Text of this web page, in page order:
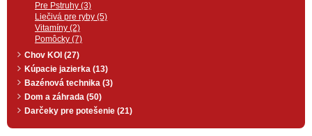
Pre Pstruhy (3)
Liečivá pre ryby (5)
Vitamíny (2)
Pomôcky (7)
Chov KOI (27)
Kúpacie jazierka (13)
Bazénová technika (3)
Dom a záhrada (50)
Darčeky pre potešenie (21)